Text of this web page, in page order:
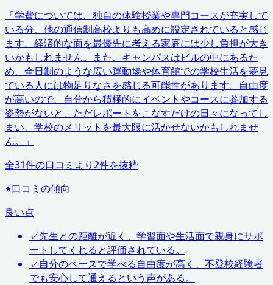
「学費については、独自の体験授業や専門コースが充実して
いる分、他の通信制高校よりも高めに設定されていると感じ
ます。経済的な面を最優先に考える家庭には少し負担が大き
いかもしれません。また、キャンパスはビルの中にあるた
め、全日制のような広い運動場や体育館での学校生活を夢見
ている人には物足りなさを感じる可能性があります。自由度
が高いので、自分から積極的にイベントやコースに参加する
姿勢がないと、ただレポートをこなすだけの日々になってし
まい、学校のメリットを最大限に活かせないかもしれませ
ん。
」
全31件の口コミより2件を抜粋
口コミの傾向
良い点
✓先生との距離が近く、学習面や生活面で親身にサポ
ートしてくれると評価されている。
✓自分のペースで学べる自由度が高く、不登校経験者
でも安心して通えるという声がある。